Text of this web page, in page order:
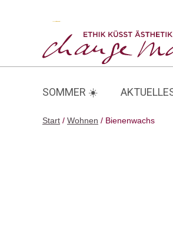
SOMMER ☀️
Start / Wohnen / Bienenwachs